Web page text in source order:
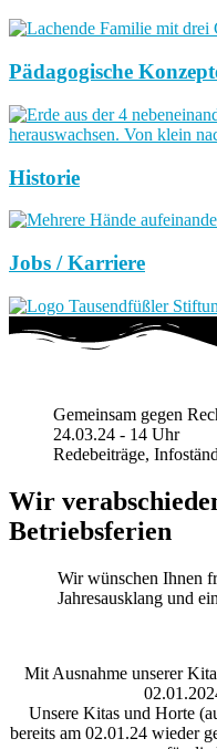
Pädagogische
Historie
Jobs / Karriere
Gemeinsam gegen
24.03.24 - 14 Uhr
Redebeiträge,
Wir
Betriebsferien
Wir wünschen Ihnen
Jahresausklang und
Mit Ausnahme unserer
Unsere Kitas und Horte
bereits am 02.01.24 wieder